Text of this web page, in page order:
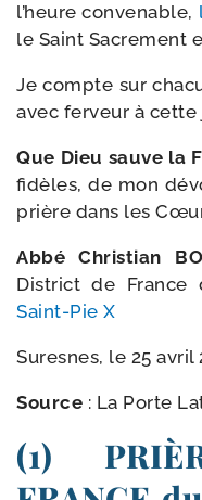
l’heure conve­nable,
le Saint Sacrement
Je compte sur
avec fer­veur à
Que Dieu sauve la
fidèles, de mon
prière dans les
Abbé Christian
District de France
Saint-​Pie X
Suresnes, le 25 avril
Source : La Porte
(1)